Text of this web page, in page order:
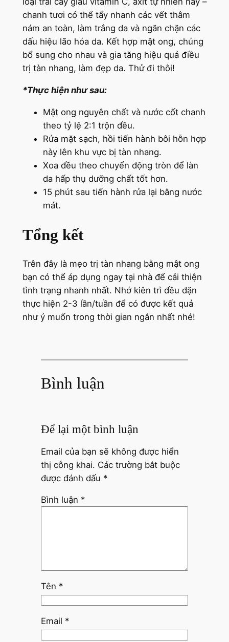
chanh tươi có thể tẩy nhanh các vết thâm
nám an toàn, làm trắng da và ngăn chặn các
dấu hiệu lão hóa da. Kết hợp mật ong, chúng
bổ sung cho nhau và gia tăng hiệu quả điều
trị tàn nhang, làm đẹp da. Thử đi thôi!
*Thực hiện như sau:
Mật ong nguyên chất và nước cốt chanh
theo tỷ lệ 2:1 trộn đều.
Rửa mặt sạch, hồi tiến hành bôi hỗn hợp
này lên khu vực bị tàn nhang.
Xoa đều theo chuyển động tròn để làn
da hấp thụ dưỡng chất tốt hơn.
15 phút sau tiến hành rửa lại bằng nước
mát.
Tổng kết
Trên đây là mẹo trị tàn nhang bằng mật ong
bạn có thể áp dụng ngay tại nhà để cải thiện
tình trạng nhanh nhất. Nhớ kiên trì đều đặn
thực hiện 2-3 lần/tuần để có được kết quả
như ý muốn trong thời gian ngắn nhất nhé!
Bình luận
Để lại một bình luận
Email của bạn sẽ không được hiển
thị công khai. Các trường bắt buộc
được đánh dấu *
Bình luận *
Tên *
Email *